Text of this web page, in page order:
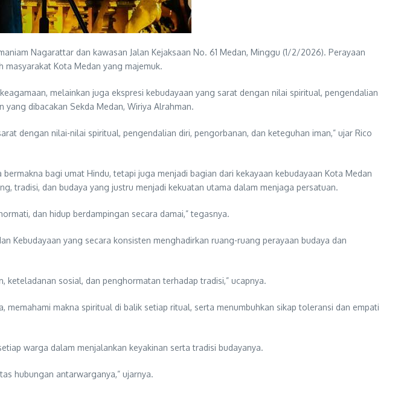
Nagarattar dan kawasan Jalan Kejaksaan No. 61 Medan, Minggu (1/2/2026). Perayaan
Kota Medan yang majemuk.
melainkan juga ekspresi kebudayaan yang sarat dengan nilai spiritual, pengendalian
dibacakan Sekda Medan, Wiriya Alrahman.
dengan nilai-nilai spiritual, pengendalian diri, pengorbanan, dan keteguhan iman,” ujar Rico
bagi umat Hindu, tetapi juga menjadi bagian dari kekayaan kebudayaan Kota Medan
tradisi, dan budaya yang justru menjadi kekuatan utama dalam menjaga persatuan.
dan hidup berdampingan secara damai,” tegasnya.
Kebudayaan yang secara konsisten menghadirkan ruang-ruang perayaan budaya dan
sosial, dan penghormatan terhadap tradisi,” ucapnya.
makna spiritual di balik setiap ritual, serta menumbuhkan sikap toleransi dan empati
warga dalam menjalankan keyakinan serta tradisi budayanya.
hubungan antarwarganya,” ujarnya.